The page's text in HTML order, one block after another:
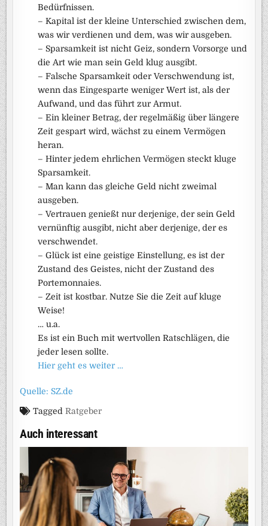
Bedürfnissen.
– Kapital ist der kleine Unterschied zwischen dem,
was wir verdienen und dem, was wir ausgeben.
– Sparsamkeit ist nicht Geiz, sondern Vorsorge und
die Art wie man sein Geld klug ausgibt.
– Falsche Sparsamkeit oder Verschwendung ist,
wenn das Eingesparte weniger Wert ist, als der
Aufwand, und das führt zur Armut.
– Ein kleiner Betrag, der regelmäßig über längere
Zeit gespart wird, wächst zu einem Vermögen
heran.
– Hinter jedem ehrlichen Vermögen steckt kluge
Sparsamkeit.
– Man kann das gleiche Geld nicht zweimal
ausgeben.
– Vertrauen genießt nur derjenige, der sein Geld
vernünftig ausgibt, nicht aber derjenige, der es
verschwendet.
– Glück ist eine geistige Einstellung, es ist der
Zustand des Geistes, nicht der Zustand des
Portemonnaies.
– Zeit ist kostbar. Nutze Sie die Zeit auf kluge
Weise!
… u.a.
Es ist ein Buch mit wertvollen Ratschlägen, die
jeder lesen sollte.
Hier geht es weiter …
Quelle: SZ.de
TaggedRatgeber
Auch interessant